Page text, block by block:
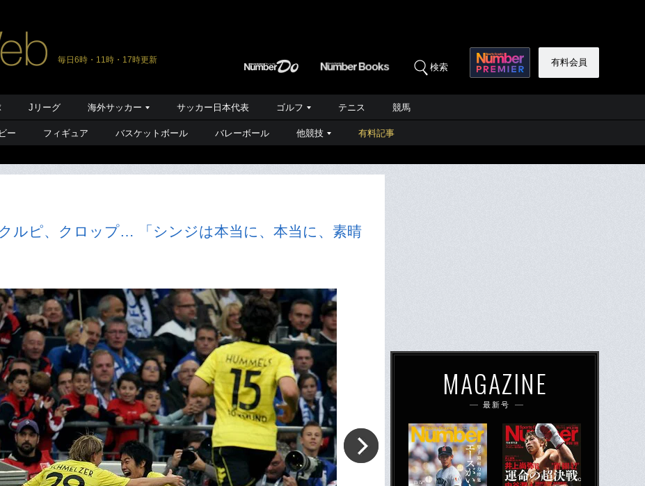
毎日6時・11時・17時更新
検索 有料会員
Jリーグ 海外サッカー サッカー日本代表 ゴルフ テニス 競馬
ー フィギュア バスケットボール バレーボール 他競技 有料記事
ルピ、クロップ… 「シンジは本当に、本当に、素晴
MAGAZINE
最新号